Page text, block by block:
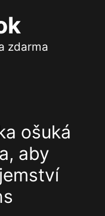
zdarma
ošuká
aby